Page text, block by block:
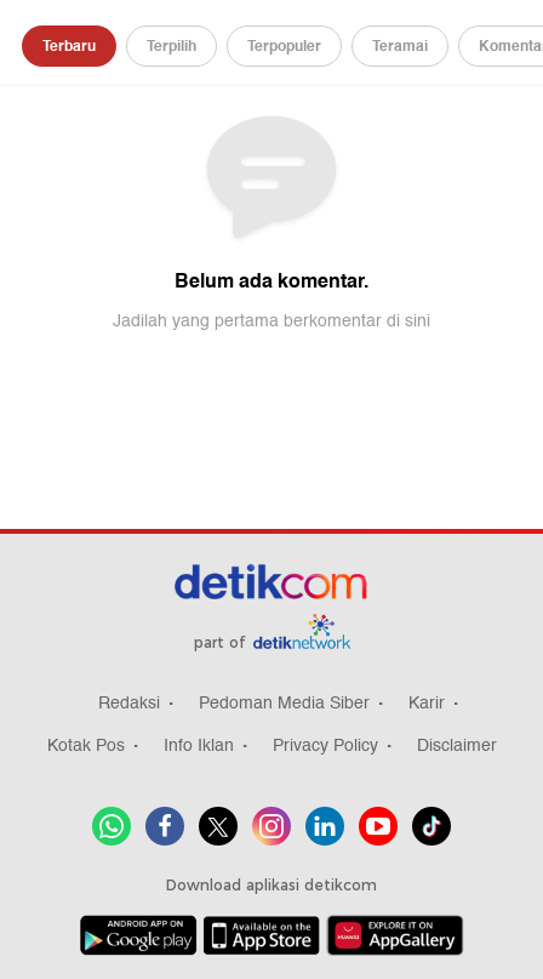
part of
Redaksi Pedoman Media Siber
Karir
Kotak Pos
Info Iklan Privacy Policy Disclaimer
Download aplikasi detikcom